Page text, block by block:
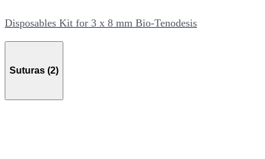
Disposables Kit for 3 x 8 mm Bio-Tenodesis
Suturas (2)